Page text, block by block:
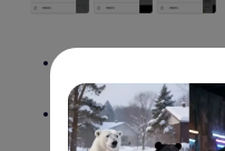
Méthode gratuite :
recherche de sources de
Publicités et paywall : la
bannière publicitaire en